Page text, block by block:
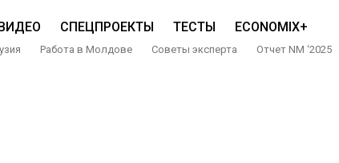
СПЕЦПРОЕКТЫ ТЕСТЫ ECONOMIX+
Работа в Молдове Советы эксперта Отчет NM ‘2025